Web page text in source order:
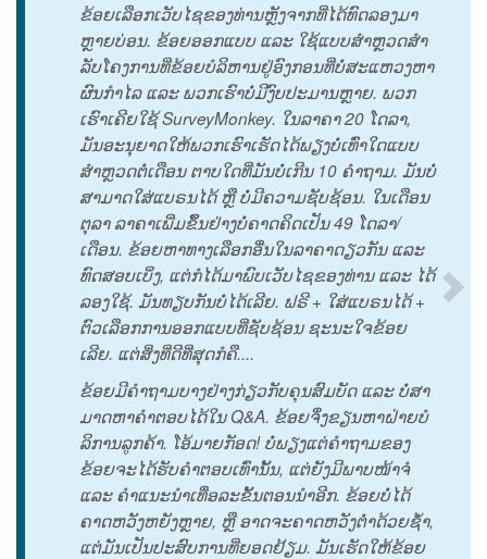
ຂ້ອຍ​ເລືອກ​ເວັບ​ໄຊ​ຂອງ​ທ່ານ​ຫຼັງ​ຈາກ​ທີ່​ໄດ້​ທົດ​ລອງ​ມາ​
ຫຼາຍ​ບ່ອນ. ຂ້ອຍ​ອອກ​ແບບ​ ແລະ​ ໃຊ້​ແບບ​ສຳ​ຫຼວດ​ສຳ​
ລັບ​ໂຄງ​ການ​ທີ່​ຂ້ອຍ​ບໍ​ລິ​ຫານ​ຢູ່​ອົງ​ກອນ​ທີ່​ບໍ່​ສະ​ແຫວງ​ຫາ​
ຜົນ​ກຳ​ໄລ​ ແລະ​ ພວກ​ເຮົາ​ບໍ່​ມີ​ງົບ​ປະ​ມານ​ຫຼາຍ. ພວກ​
ເຮົາ​ເຄີຍ​ໃຊ້​ SurveyMonkey. ໃນ​ລາ​ຄາ​ 20 ໂດ​ລາ,​
ມັນ​ອະ​ນຸ​ຍາດ​ໃຫ້​ພວກ​ເຮົາ​ເຮັດ​ໄດ້​ພຽງ​ບໍ່​ເທົ່າ​ໃດ​ແບບ​
ສຳ​ຫຼວດ​ຕໍ່​ເດືອນ​ ຕາບ​ໃດ​ທີ່​ມັນ​ບໍ່​ເກີນ​ 10 ຄຳ​ຖາມ. ມັນ​ບໍ່​
ສາ​ມາດ​ໃສ່​ແບ​ຣນ​ໄດ້​ ຫຼື​ ບໍ່​ມີ​ຄວາມ​ຊັບ​ຊ້ອນ. ໃນ​ເດືອນ​
ຕຸ​ລາ​ ລາ​ຄາ​ເພີ່ມ​ຂຶ້ນ​ຢ່າງ​ບໍ່​ຄາດ​ຄິດ​ເປັນ​ 49 ໂດ​ລາ/
ເດືອນ. ຂ້ອຍ​ຫາ​ທາງ​ເລືອກ​ອື່ນ​ໃນ​ລາ​ຄາ​ດຽວ​ກັນ​ ແລະ​
ທົດ​ສອບ​ເບິ່ງ,​ ແຕ່​ກໍ​ໄດ້​ມາ​ພົບ​ເວັບ​ໄຊ​ຂອງ​ທ່ານ​ ແລະ​ ໄດ້​
ລອງ​ໃຊ້. ມັນ​ທຽບ​ກັນ​ບໍ່​ໄດ້​ເລີຍ. ຟຣີ + ໃສ່​ແບ​ຣນ​ໄດ້ +
ຕົວ​ເລືອກ​ການ​ອອກ​ແບບ​ທີ່​ຊັບ​ຊ້ອນ​ ຊະ​ນະ​ໃຈ​ຂ້ອຍ​
ເລີຍ. ແຕ່​ສິ່ງ​ທີ່​ດີ​ທີ່​ສຸດ​ກໍ​ຄື....
ຂ້ອຍ​ມີ​ຄຳ​ຖາມ​ບາງ​ຢ່າງ​ກ່ຽວ​ກັບ​ຄຸນ​ສົມ​ບັດ​ ແລະ​ ບໍ່​ສາ​
ມາດ​ຫາ​ຄຳ​ຕອບ​ໄດ້​ໃນ​ Q&A. ຂ້ອຍ​ຈຶ່ງ​ຂຽນ​ຫາ​ຝ່າຍ​ບໍ​
ລິ​ການ​ລູກ​ຄ້າ. ໂອ້​ມາຍ​ກັອດ! ບໍ່​ພຽງ​ແຕ່​ຄຳ​ຖາມ​ຂອງ​
ຂ້ອຍ​ຈະ​ໄດ້​ຮັບ​ຄຳ​ຕອບ​ເທົ່າ​ນັ້ນ,​ ແຕ່​ຍັງ​ມີ​ພາບ​ໜ້າ​ຈໍ​
ແລະ​ ຄຳ​ແນະ​ນຳ​ເທື່ອ​ລະ​ຂັ້ນ​ຕອນ​ນຳ​ອີກ. ຂ້ອຍ​ບໍ່​ໄດ້​
ຄາດ​ຫວັງ​ຫຍັງ​ຫຼາຍ,​ ຫຼື​ ອາດ​ຈະ​ຄາດ​ຫວັງ​ຕ່ຳ​ດ້ວຍ​ຊ້ຳ,​
ແຕ່​ມັນ​ເປັນ​ປະ​ສົບ​ການ​ທີ່​ຍອດ​ຢ້ຽມ. ມັນ​ເຮັດ​ໃຫ້​ຂ້ອຍ​